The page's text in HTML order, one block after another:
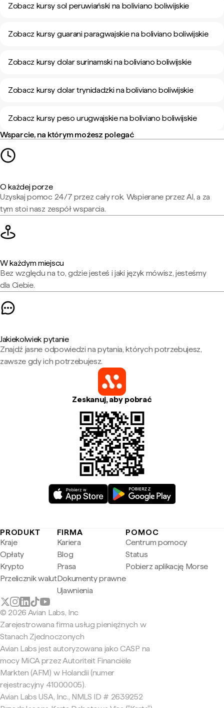
Zobacz kursy sol peruwiański na boliviano boliwijskie
Zobacz kursy guarani paragwajskie na boliviano boliwijskie
Zobacz kursy dolar surinamski na boliviano boliwijskie
Zobacz kursy dolar trynidadzki na boliviano boliwijskie
Zobacz kursy peso urugwajskie na boliviano boliwijskie
Wsparcie, na którym możesz polegać
O każdej porze
Uzyskaj pomoc 24/7 przez cały rok. Wspierane przez AI, a za
tym stoi nasz zespół wsparcia.
W każdym miejscu
Bez względu na to, gdzie jesteś i jaki język mówisz, jesteśmy
dla Ciebie.
Jakiekolwiek pytanie
Znajdź jasne odpowiedzi na pytania, których potrzebujesz,
zawsze gdy ich potrzebujesz.
Zeskanuj, aby pobrać
PRODUKT
Kraje
Opłaty
Krypto
Przelicznik walut
FIRMA
Kariera
Blog
Prasa
Dokumenty prawne
Ujawnienia
POMOC
Centrum pomocy
Status
Pobierz aplikację Morse
© 2026 Avian Labs, Inc
Zarejestrowana firma usług pieniężnych w
Stanach Zjednoczonych
Avian Labs jest autoryzowana jako CASP na
mocy MiCA przez Autoriteit Financiële
Markten (AFM) w Holandii (numer
rejestracyjny 41000005).
Avian Labs USA, Inc., NMLS ID # 2639252